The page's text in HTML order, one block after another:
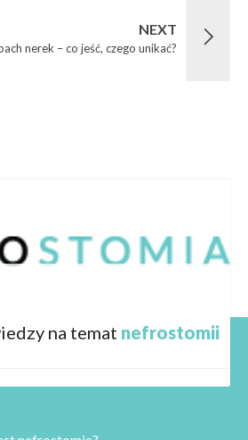
NEXT
nerek – co jeść, czego unikać?
na temat nefrostomii